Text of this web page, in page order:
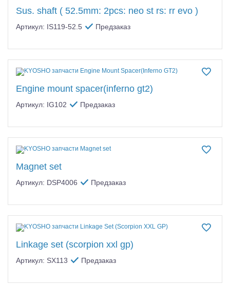
Sus. shaft ( 52.5mm: 2pcs: neo st rs: rr evo )
Артикул: IS119-52.5 Предзаказ
Engine mount spacer(inferno gt2)
Артикул: IG102 Предзаказ
Magnet set
Артикул: DSP4006 Предзаказ
Linkage set (scorpion xxl gp)
Артикул: SX113 Предзаказ